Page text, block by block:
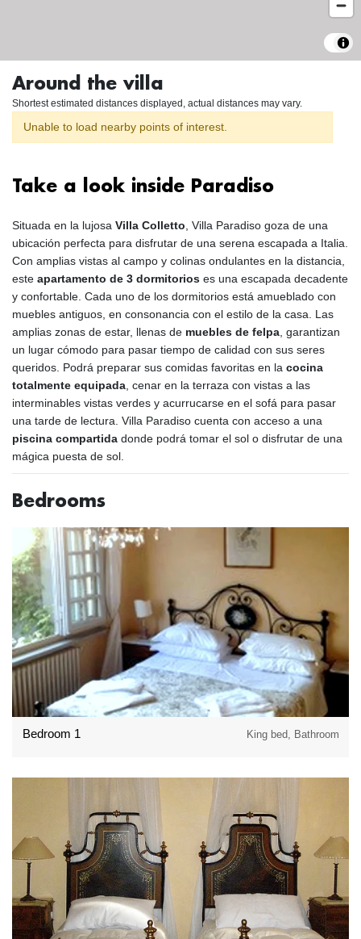
Around the villa
Shortest estimated distances displayed, actual distances may vary.
Unable to load nearby points of interest.
Take a look inside Paradiso
Situada en la lujosa Villa Colletto , Villa Paradiso goza de una
ubicación perfecta para disfrutar de una serena escapada a Italia.
Con amplias vistas al campo y colinas ondulantes en la distancia,
este apartamento de 3 dormitorios es una escapada decadente
y confortable. Cada uno de los dormitorios está amueblado con
muebles antiguos, en consonancia con el estilo de la casa. Las
amplias zonas de estar, llenas de muebles de felpa , garantizan
un lugar cómodo para pasar tiempo de calidad con sus seres
queridos. Podrá preparar sus comidas favoritas en la cocina
totalmente equipada , cenar en la terraza con vistas a las
interminables vistas verdes y acurrucarse en el sofá para pasar
una tarde de lectura. Villa Paradiso cuenta con acceso a una
piscina compartida donde podrá tomar el sol o disfrutar de una
mágica puesta de sol.
Bedrooms
Bedroom 1 King bed, Bathroom